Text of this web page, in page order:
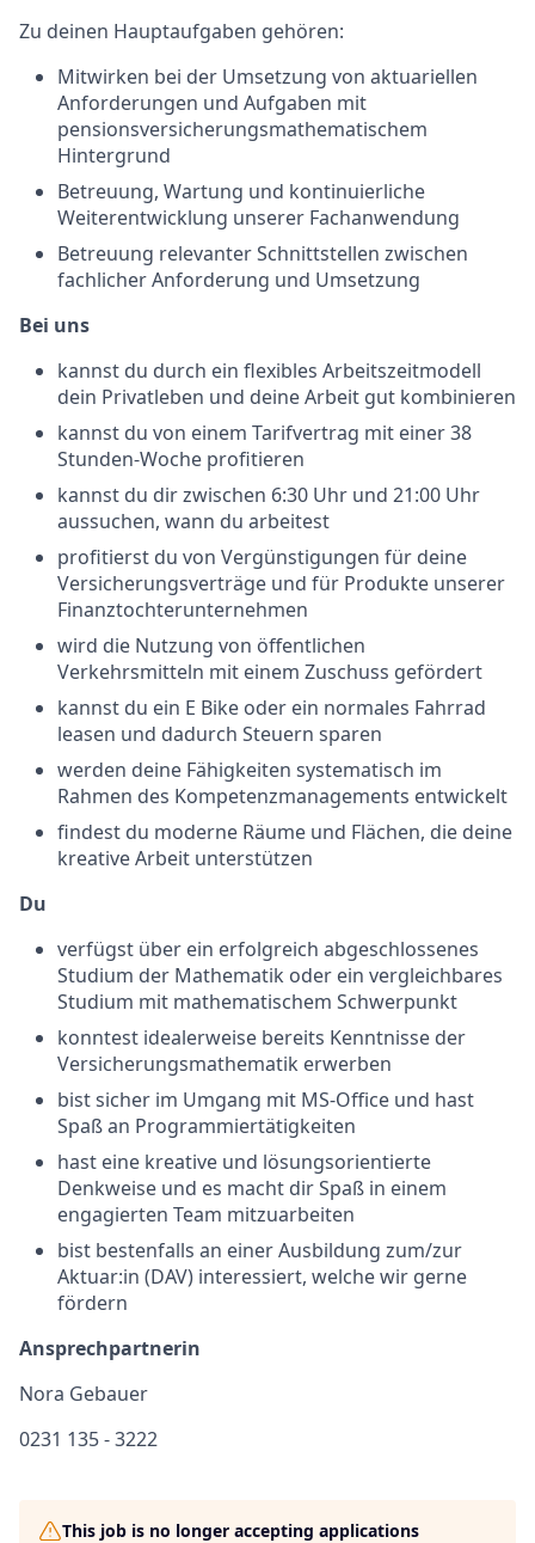
Zu deinen Hauptaufgaben gehören:
Mitwirken bei der Umsetzung von aktuariellen
Anforderungen und Aufgaben mit
pensionsversicherungsmathematischem
Hintergrund
Betreuung, Wartung und kontinuierliche
Weiterentwicklung unserer Fachanwendung
Betreuung relevanter Schnittstellen zwischen
fachlicher Anforderung und Umsetzung
Bei uns
kannst du durch ein flexibles Arbeitszeitmodell
dein Privatleben und deine Arbeit gut kombinieren
kannst du von einem Tarifvertrag mit einer 38
Stunden-Woche profitieren
kannst du dir zwischen 6:30 Uhr und 21:00 Uhr
aussuchen, wann du arbeitest
profitierst du von Vergünstigungen für deine
Versicherungsverträge und für Produkte unserer
Finanztochterunternehmen
wird die Nutzung von öffentlichen
Verkehrsmitteln mit einem Zuschuss gefördert
kannst du ein E Bike oder ein normales Fahrrad
leasen und dadurch Steuern sparen
werden deine Fähigkeiten systematisch im
Rahmen des Kompetenzmanagements entwickelt
findest du moderne Räume und Flächen, die deine
kreative Arbeit unterstützen
Du
verfügst über ein erfolgreich abgeschlossenes
Studium der Mathematik oder ein vergleichbares
Studium mit mathematischem Schwerpunkt
konntest idealerweise bereits Kenntnisse der
Versicherungsmathematik erwerben
bist sicher im Umgang mit MS-Office und hast
Spaß an Programmiertätigkeiten
hast eine kreative und lösungsorientierte
Denkweise und es macht dir Spaß in einem
engagierten Team mitzuarbeiten
bist bestenfalls an einer Ausbildung zum/zur
Aktuar:in (DAV) interessiert, welche wir gerne
fördern
Ansprechpartnerin
Nora Gebauer
0231 135 - 3222
This job is no longer accepting applications